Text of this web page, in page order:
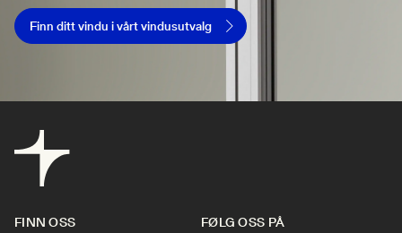
Finn ditt vindu i vårt vindusutvalg
FINN OSS
FØLG OSS PÅ